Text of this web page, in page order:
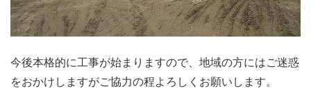
今後本格的に工事が始まりますので、地域の方にはご迷惑
をおかけしますがご協力の程よろしくお願いします。